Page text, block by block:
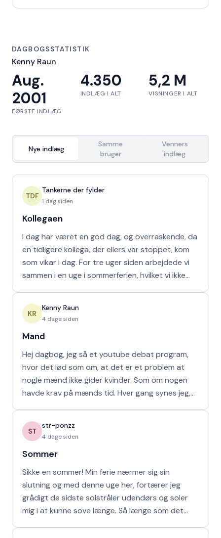
DAGBOGSSTATISTIK
Kenny Raun
Aug.
2001
FØRSTE INDLÆG
4.350
INDLÆG I ALT
5,2 M
VISNINGER I ALT
Nye indlæg
Samme
bruger
Venners
indlæg
TDF
Tankerne der fylder
1 dag siden
Kollegaen
I dag har været en god dag, og overraskende, da
en tidligere kollega, der ellers var stoppet, kom
som vikar i dag. For tre uger siden arbejdede vi
sammen i en uge i sommerferien, hvilket vi ikke
KR
Kenny Raun
4 dage siden
Mand
Hej dagbog, jeg så et youtube debat program,
hvor det lød som om, at det er et problem at
nogle mænd ikke gider kvinder. Som om nogen
havde krav på mænds tid. Hver gang synes jeg,
ST
str-ponzz
4 dage siden
Sommer
Sikke en sommer! Min ferie nærmer sig sin
slutning og med denne uge her, fortærer jeg
grådigt de sidste solstråler udendørs og soler
mig i at kunne sove længe. Så længe som det